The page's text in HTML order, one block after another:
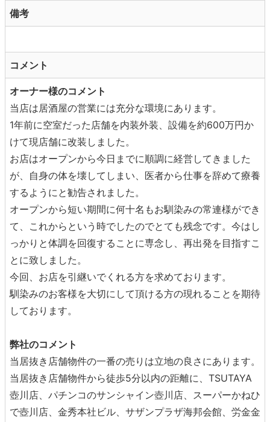
備考
コメント
オーナー様のコメント
当店は居酒屋の営業には充分な環境にあります。
1年前に空室だった店舗を内装外装、設備を約600万円か
けて現店舗に改装しました。
お店はオープンから今日までに順調に経営してきました
が、自身の体を壊してしまい、医者から仕事を辞めて療養
するようにと勧告されました。
オープンから短い期間に何十名もお馴染みの常連様ができ
て、これからという時でしたのでとても残念です。今はし
っかりと体調を回復することに専念し、再出発を目指すこ
とに致しました。
今回、お店を引継いでくれる方を求めております。
馴染みのお客様を大切にして頂ける方の現れることを期待
しております。
弊社のコメント
当居抜き店舗物件の一番の売りは立地の良さにあります。
当居抜き店舗物件から徒歩5分以内の距離に、TSUTAYA
壺川店、パチンコのサンシャイン壺川店、スーパーかねひ
で壺川店、金秀本社ビル、サザンプラザ海邦会館、労金金